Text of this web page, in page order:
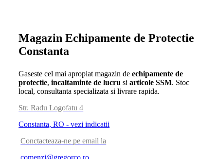
Magazin Echipamente de Protectie
Constanta
Gaseste cel mai apropiat magazin deechipamente de
protectie,incaltaminte de lucru siarticole SSM. Stoc
local, consultanta specializata si livrare rapida.
Str. Radu Logofatu 4
Constanta, RO - vezi indicatii
Conctacteaza-ne pe email la
comenzi@gregorco.ro